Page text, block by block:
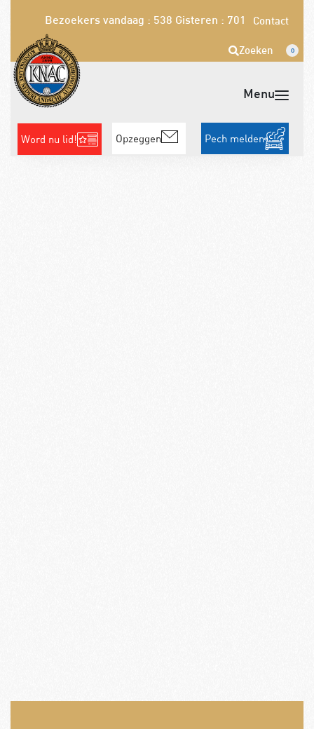
Bezoekers vandaag : 538 Gisteren : 701 Contact
Zoeken 0
Word nu lid! Opzeggen Pech melden